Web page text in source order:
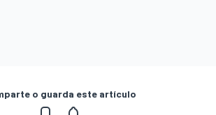
o guarda este artículo